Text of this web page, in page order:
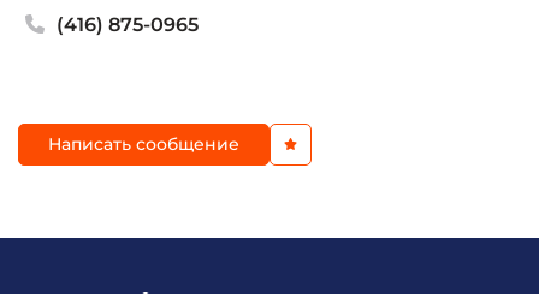
(416) 875-0965
Написать сообщение